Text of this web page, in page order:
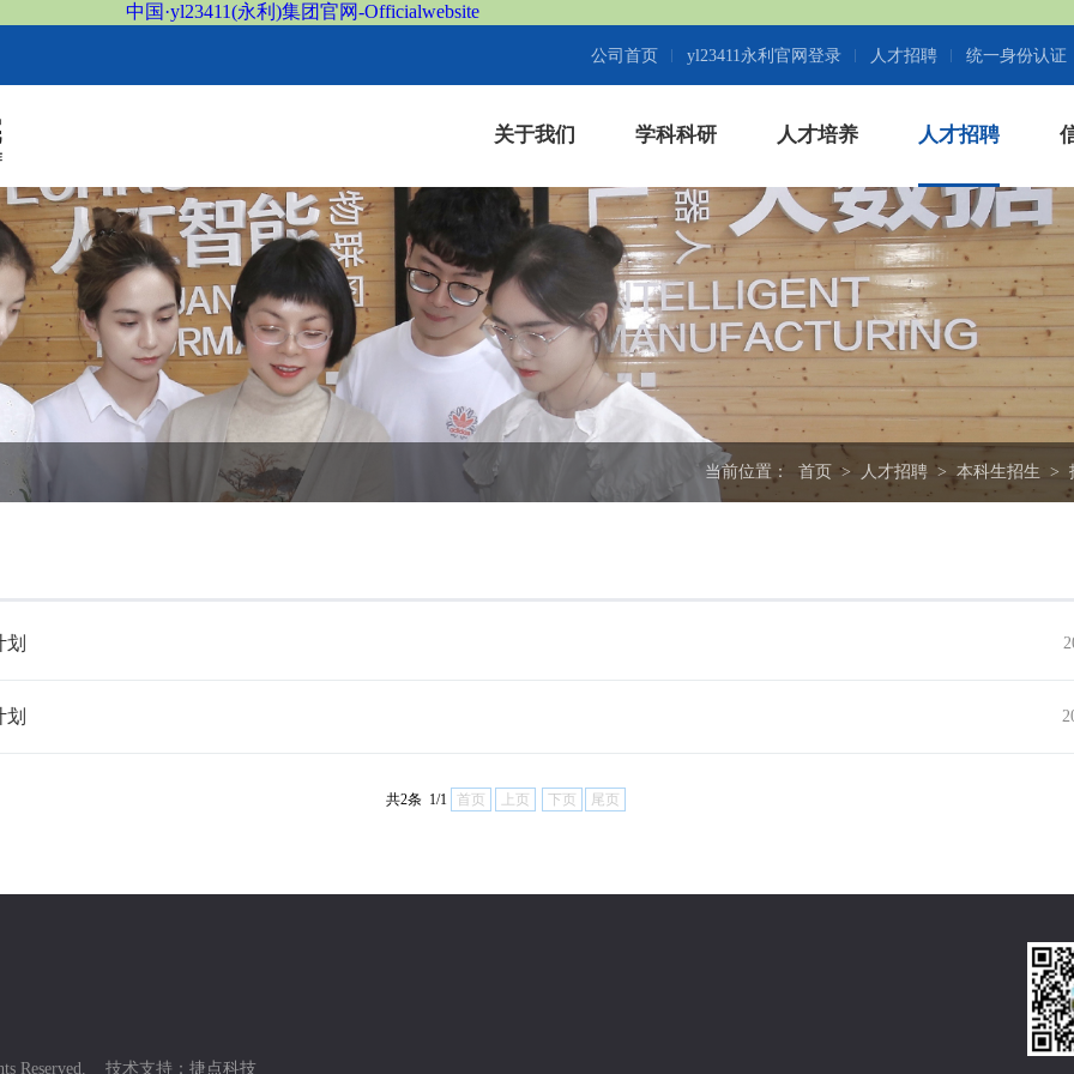
中国·yl23411(永利)集团官网-Officialwebsite
统一身份认证
人才招聘
yl23411永利官网登录
公司首页
关于我们 学科科研 人才培养 人才招聘
当前位置： 首页 > 人才招聘 > 本科生招生 >
划
划
共2条 1/1 首页 上页 下页 尾页
Reserved. 技术支持： 捷点科技